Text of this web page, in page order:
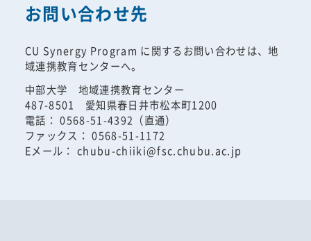
お問い合わせ先
CU Synergy Program に関するお問い合わせは、地
域連携教育センターへ。
中部大学 地域連携教育センター
487-8501 愛知県春日井市松本町1200
電話： 0568-51-4392（直通）
ファックス： 0568-51-1172
Eメール： chubu-chiiki@fsc.chubu.ac.jp